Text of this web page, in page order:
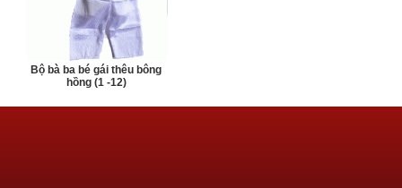
Bộ bà ba bé gái thêu bông
hồng (1 -12)